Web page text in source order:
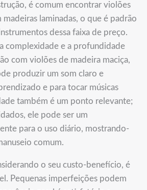
é comum encontrar violões
madeiras laminadas, o que é padrão
dessa faixa de preço.
complexidade e a profundidade
com violões de madeira maciça,
produzir um som claro e
e para tocar músicas
também é um ponto relevante;
ele pode ser um
para o uso diário, mostrando-
comum.
o seu custo-benefício, é
Pequenas imperfeições podem